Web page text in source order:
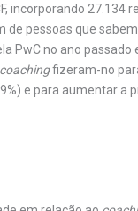
incorporando 27.134
pessoas que
PwC no ano
coachingfizeram-no
e para aumentar a